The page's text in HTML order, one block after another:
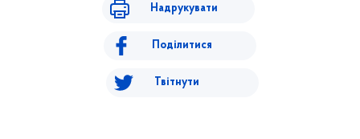
Надрукувати
Поділитися
Твітнути